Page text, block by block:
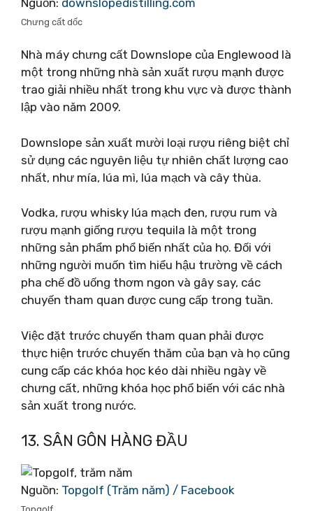
Chưng cất dốc
Nhà máy chưng cất Downslope của Englewood là
một trong những nhà sản xuất rượu mạnh được
trao giải nhiều nhất trong khu vực và được thành
lập vào năm 2009.
Downslope sản xuất mười loại rượu riêng biệt chỉ
sử dụng các nguyên liệu tự nhiên chất lượng cao
nhất, như mía, lúa mì, lúa mạch và cây thùa.
Vodka, rượu whisky lúa mạch đen, rượu rum và
rượu mạnh giống rượu tequila là một trong
những sản phẩm phổ biến nhất của họ. Đối với
những người muốn tìm hiểu hậu trường về cách
pha chế đồ uống thơm ngon và gây say, các
chuyến tham quan được cung cấp trong tuần.
Việc đặt trước chuyến tham quan phải được
thực hiện trước chuyến thăm của bạn và họ cũng
cung cấp các khóa học kéo dài nhiều ngày về
chưng cất, những khóa học phổ biến với các nhà
sản xuất trong nước.
13. SÂN GÔN HÀNG ĐẦU
Nguồn: Topgolf (Trăm năm) / Facebook